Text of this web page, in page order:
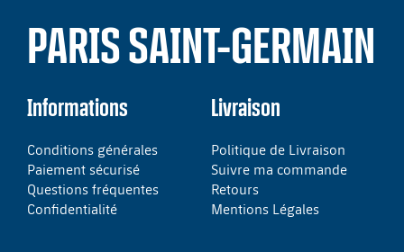
PARIS SAINT-GERMAIN
Informations
Conditions générales
Paiement sécurisé
Questions fréquentes
Confidentialité
Livraison
Politique de Livraison
Suivre ma commande
Retours
Mentions Légales